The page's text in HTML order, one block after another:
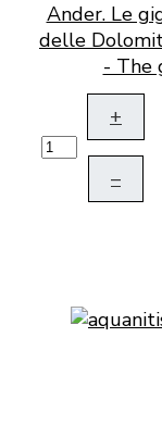
Ander. Le
delle
- The
+
–